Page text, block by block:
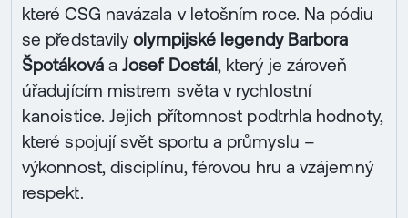
které CSG navázala v letošním roce. Na pódiu
se představilyolympijské legendy Barbora
ŠpotákováaJosef Dostál, který je zároveň
úřadujícím mistrem světa v rychlostní
kanoistice. Jejich přítomnost podtrhla hodnoty,
které spojují svět sportu a průmyslu –
výkonnost, disciplínu, férovou hru a vzájemný
respekt.